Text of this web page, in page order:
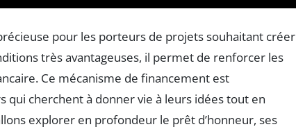
pour les porteurs de projets souhaitant créer
très avantageuses, il permet de renforcer les
Ce mécanisme de financement est
cherchent à donner vie à leurs idées tout en
explorer en profondeur le prêt d’honneur, ses